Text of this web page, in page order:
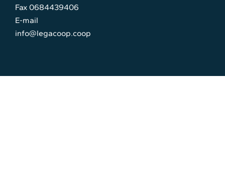
Fax 0684439406
E-mail
info@legacoop.coop